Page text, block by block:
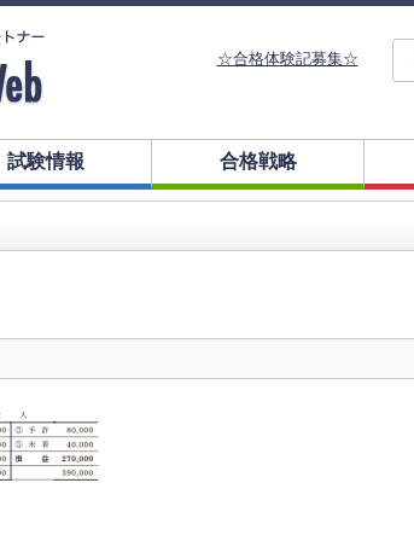
☆合格体験記募集☆
試験情報 合格戦略